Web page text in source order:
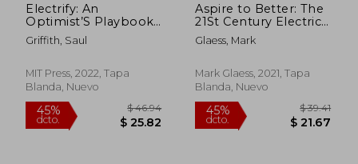
Electrify: An
Optimist’S Playbook
for our Clean Energy
Future (en Inglés)
Griffith, Saul
MIT Press, 2022, Tapa
Blanda, Nuevo
Aspire to Better: The
21St Century Electric
Cooperative (en
Inglés)
Glaess, Mark
Mark Glaess, 2021, Tapa
Blanda, Nuevo